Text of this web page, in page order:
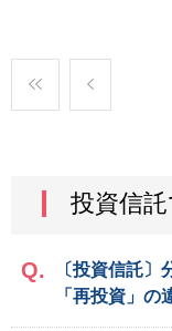
投資信
〔投資信託
「再投資」の